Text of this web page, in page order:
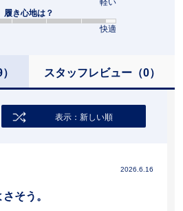
履き心地は？
快適
スタッフレビュー（0）
表示：新しい順
2026.6.16
そう。